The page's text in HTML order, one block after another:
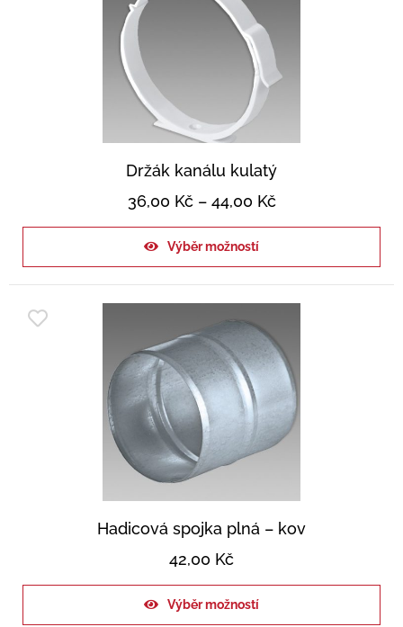
Držák kanálu kulatý
36,00 Kč– 44,00 Kč
Výběr možností
Hadicová spojka plná – kov
42,00 Kč
Výběr možností